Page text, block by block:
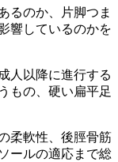
るのか、片脚つま
響しているのかを
人以降に進行する
もの、硬い扁平足
柔軟性、後脛骨筋
ールの適応まで総